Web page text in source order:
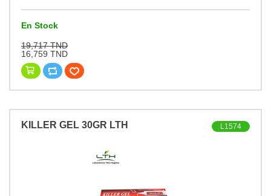
En Stock
19,717 TND
16,759 TND
KILLER GEL 30GR LTH L1574